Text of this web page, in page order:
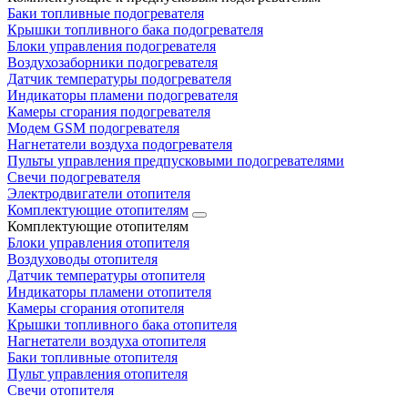
Баки топливные подогревателя
Крышки топливного бака подогревателя
Блоки управления подогревателя
Воздухозаборники подогревателя
Датчик температуры подогревателя
Индикаторы пламени подогревателя
Камеры сгорания подогревателя
Модем GSM подогревателя
Нагнетатели воздуха подогревателя
Пульты управления предпусковыми подогревателями
Свечи подогревателя
Электродвигатели отопителя
Комплектующие отопителям
Комплектующие отопителям
Блоки управления отопителя
Воздуховоды отопителя
Датчик температуры отопителя
Индикаторы пламени отопителя
Камеры сгорания отопителя
Крышки топливного бака отопителя
Нагнетатели воздуха отопителя
Баки топливные отопителя
Пульт управления отопителя
Свечи отопителя